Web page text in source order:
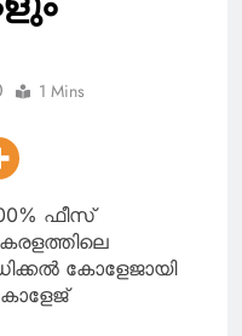
1 Mins
ഫീസ്
കോളേജായി